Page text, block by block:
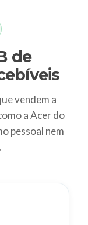
de
vendem a
a Acer do
pessoal nem